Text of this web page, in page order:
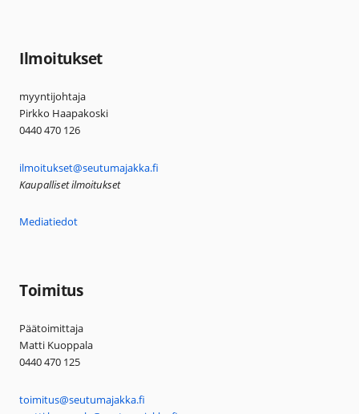
Ilmoitukset
myyntijohtaja
Pirkko Haapakoski
0440 470 126
ilmoitukset@seutumajakka.fi
Kaupalliset ilmoitukset
Mediatiedot
Toimitus
Päätoimittaja
Matti Kuoppala
0440 470 125
toimitus@seutumajakka.fi